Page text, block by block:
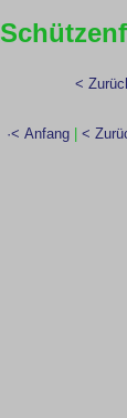
<
·< Anfang| <